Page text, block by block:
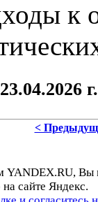
к
г.
<
YANDEX.RU, Вы
сайте Яндекс.